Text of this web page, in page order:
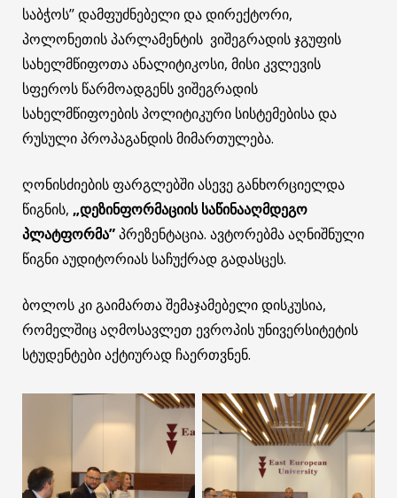
საბჭოს’’ დამფუძნებელი და დირექტორი,
პოლონეთის პარლამენტის ვიშეგრადის ჯგუფის
სახელმწიფოთა ანალიტიკოსი, მისი კვლევის
სფეროს წარმოადგენს ვიშეგრადის
სახელმწიფოების პოლიტიკური სისტემებისა და
რუსული პროპაგანდის მიმართულება.
ღონისძიების ფარგლებში ასევე განხორციელდა
წიგნის, „დეზინფორმაციის საწინააღმდეგო
პლატფორმა”პრეზენტაცია. ავტორებმა აღნიშნული
წიგნი აუდიტორიას საჩუქრად გადასცეს.
ბოლოს კი გაიმართა შემაჯამებელი დისკუსია,
რომელშიც აღმოსავლეთ ევროპის უნივერსიტეტის
სტუდენტები აქტიურად ჩაერთვნენ.